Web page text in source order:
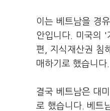
이는 베트남을 경
안입니다. 미국의
편, 지식재산권 침
매하기로 했습니다.
결국 베트남은 대
로 했습니다. 베트